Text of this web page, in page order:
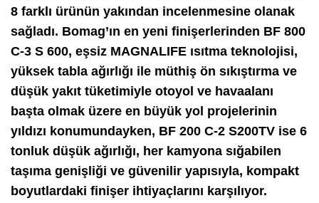
8 farklı ürünün yakından incelenmesine olanak
sağladı. Bomag’ın en yeni finişerlerinden BF 800
C-3 S 600, eşsiz MAGNALIFE ısıtma teknolojisi,
yüksek tabla ağırlığı ile müthiş ön sıkıştırma ve
düşük yakıt tüketimiyle otoyol ve havaalanı
başta olmak üzere en büyük yol projelerinin
yıldızı konumundayken, BF 200 C-2 S200TV ise 6
tonluk düşük ağırlığı, her kamyona sığabilen
taşıma genişliği ve güvenilir yapısıyla, kompakt
boyutlardaki finişer ihtiyaçlarını karşılıyor.